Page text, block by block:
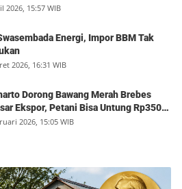
2026, 15:57 WIB
Energi, Impor BBM Tak
2026, 16:31 WIB
Dorong Bawang Merah Brebes
Ekspor, Petani Bisa Untung Rp350
2026, 15:05 WIB